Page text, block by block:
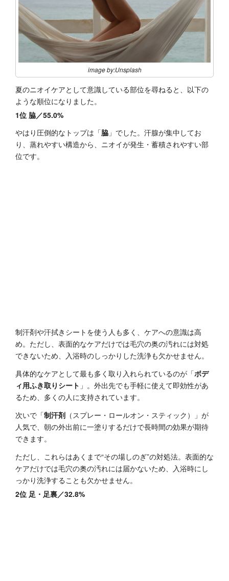
image by:Unsplash
夏のニオイケアとして意識している部位を尋ねると、以下の
ような順位になりました。
1位 脇／55.0%
やはり圧倒的なトップは「脇 」でした。汗腺が集中してお
り、蒸れやすい構造から、ニオイが発生・蓄積されやすい部
位です。
制汗剤や汗拭きシートを使う人も多く、ケアへの意識は高
め。ただし、表面的なケアだけでは毛穴の奥の汚れには対処
できないため、入浴時のしっかりした洗浄も欠かせません。
具体的なケアとして最も多く取り入れられているのが「ボデ
ィ用ふき取りシート 」。外出先でも手軽に使えて即効性があ
るため、多くの人に支持されています。
次いで「制汗剤 （スプレー・ロールオン・スティック）」が
人気で、朝の外出前に一塗りするだけで長時間の効果が期待
できます。
ただし、これらはあくまで“その場しのぎ”の対処法。表面的な
ケアだけでは毛穴の奥の汚れには届かないため、入浴時にし
っかり洗浄することも欠かせません。
2位 足・足裏／32.8%